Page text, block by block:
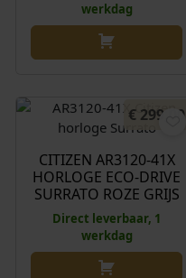
werkdag
€ 299,00
CITIZEN AR3120-41X
HORLOGE ECO-DRIVE
SURRATO ROZE GRIJS
Direct leverbaar, 1
werkdag